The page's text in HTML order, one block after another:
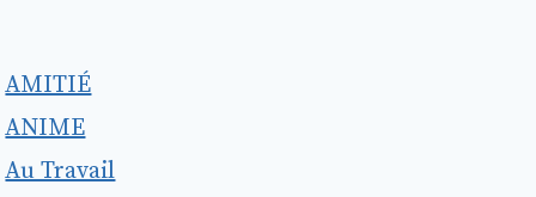
AMITIÉ
ANIME
Au Travail